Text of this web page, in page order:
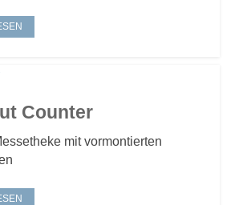
Counter
mit vormontierten